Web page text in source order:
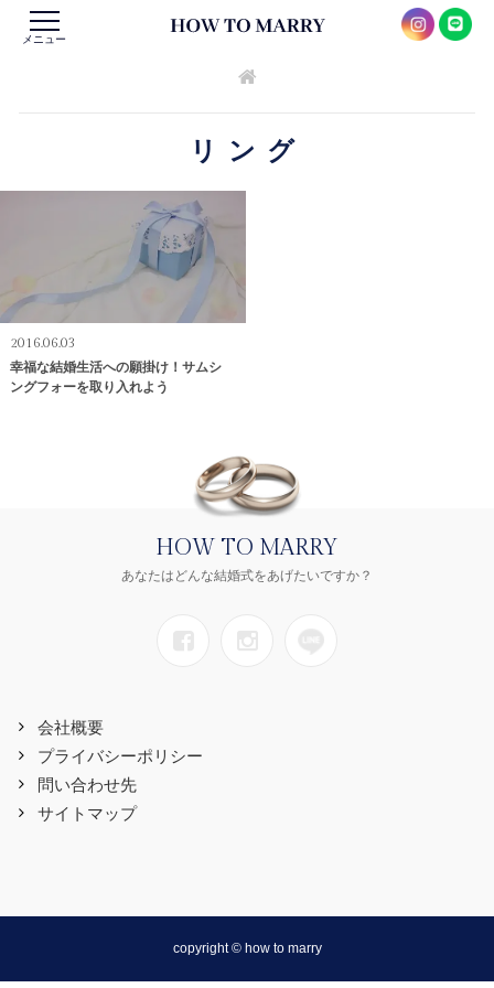
メニュー
リング
2016.06.03
幸福な結婚生活への願掛け！サムシ
ングフォーを取り入れよう
HOW TO MARRY
あなたはどんな結婚式をあげたいですか？
会社概要
プライバシーポリシー
問い合わせ先
サイトマップ
copyright © how to marry